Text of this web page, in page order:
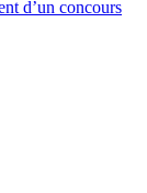
d’un concours